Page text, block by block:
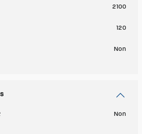
2100
120
Non
Non